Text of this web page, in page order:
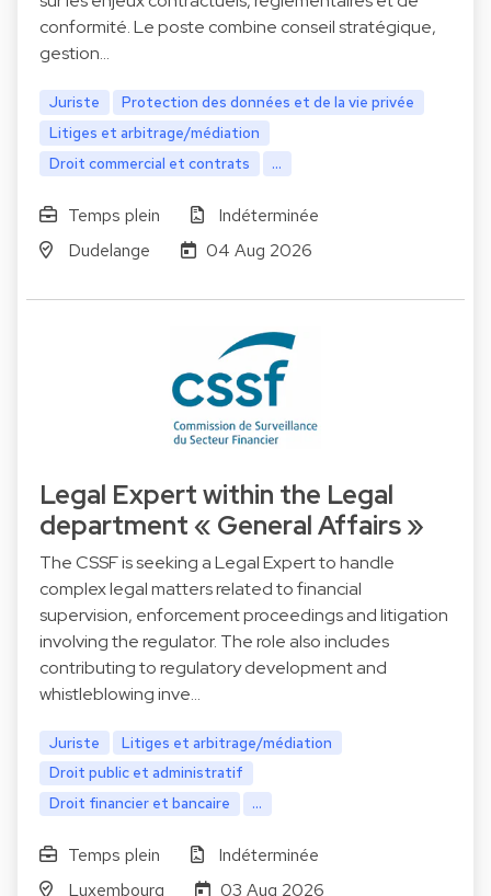
conformité. Le poste combine conseil stratégique,
gestion…
Juriste
Protection des données et de la vie privée
Litiges et arbitrage/médiation
Droit commercial et contrats
...
Temps plein
Indéterminée
Dudelange
04 Aug 2026
Legal Expert within the Legal
department « General Affairs »
The CSSF is seeking a Legal Expert to handle
complex legal matters related to financial
supervision, enforcement proceedings and litigation
involving the regulator. The role also includes
contributing to regulatory development and
whistleblowing inve…
Juriste
Litiges et arbitrage/médiation
Droit public et administratif
Droit financier et bancaire
...
Temps plein
Indéterminée
Luxembourg
03 Aug 2026